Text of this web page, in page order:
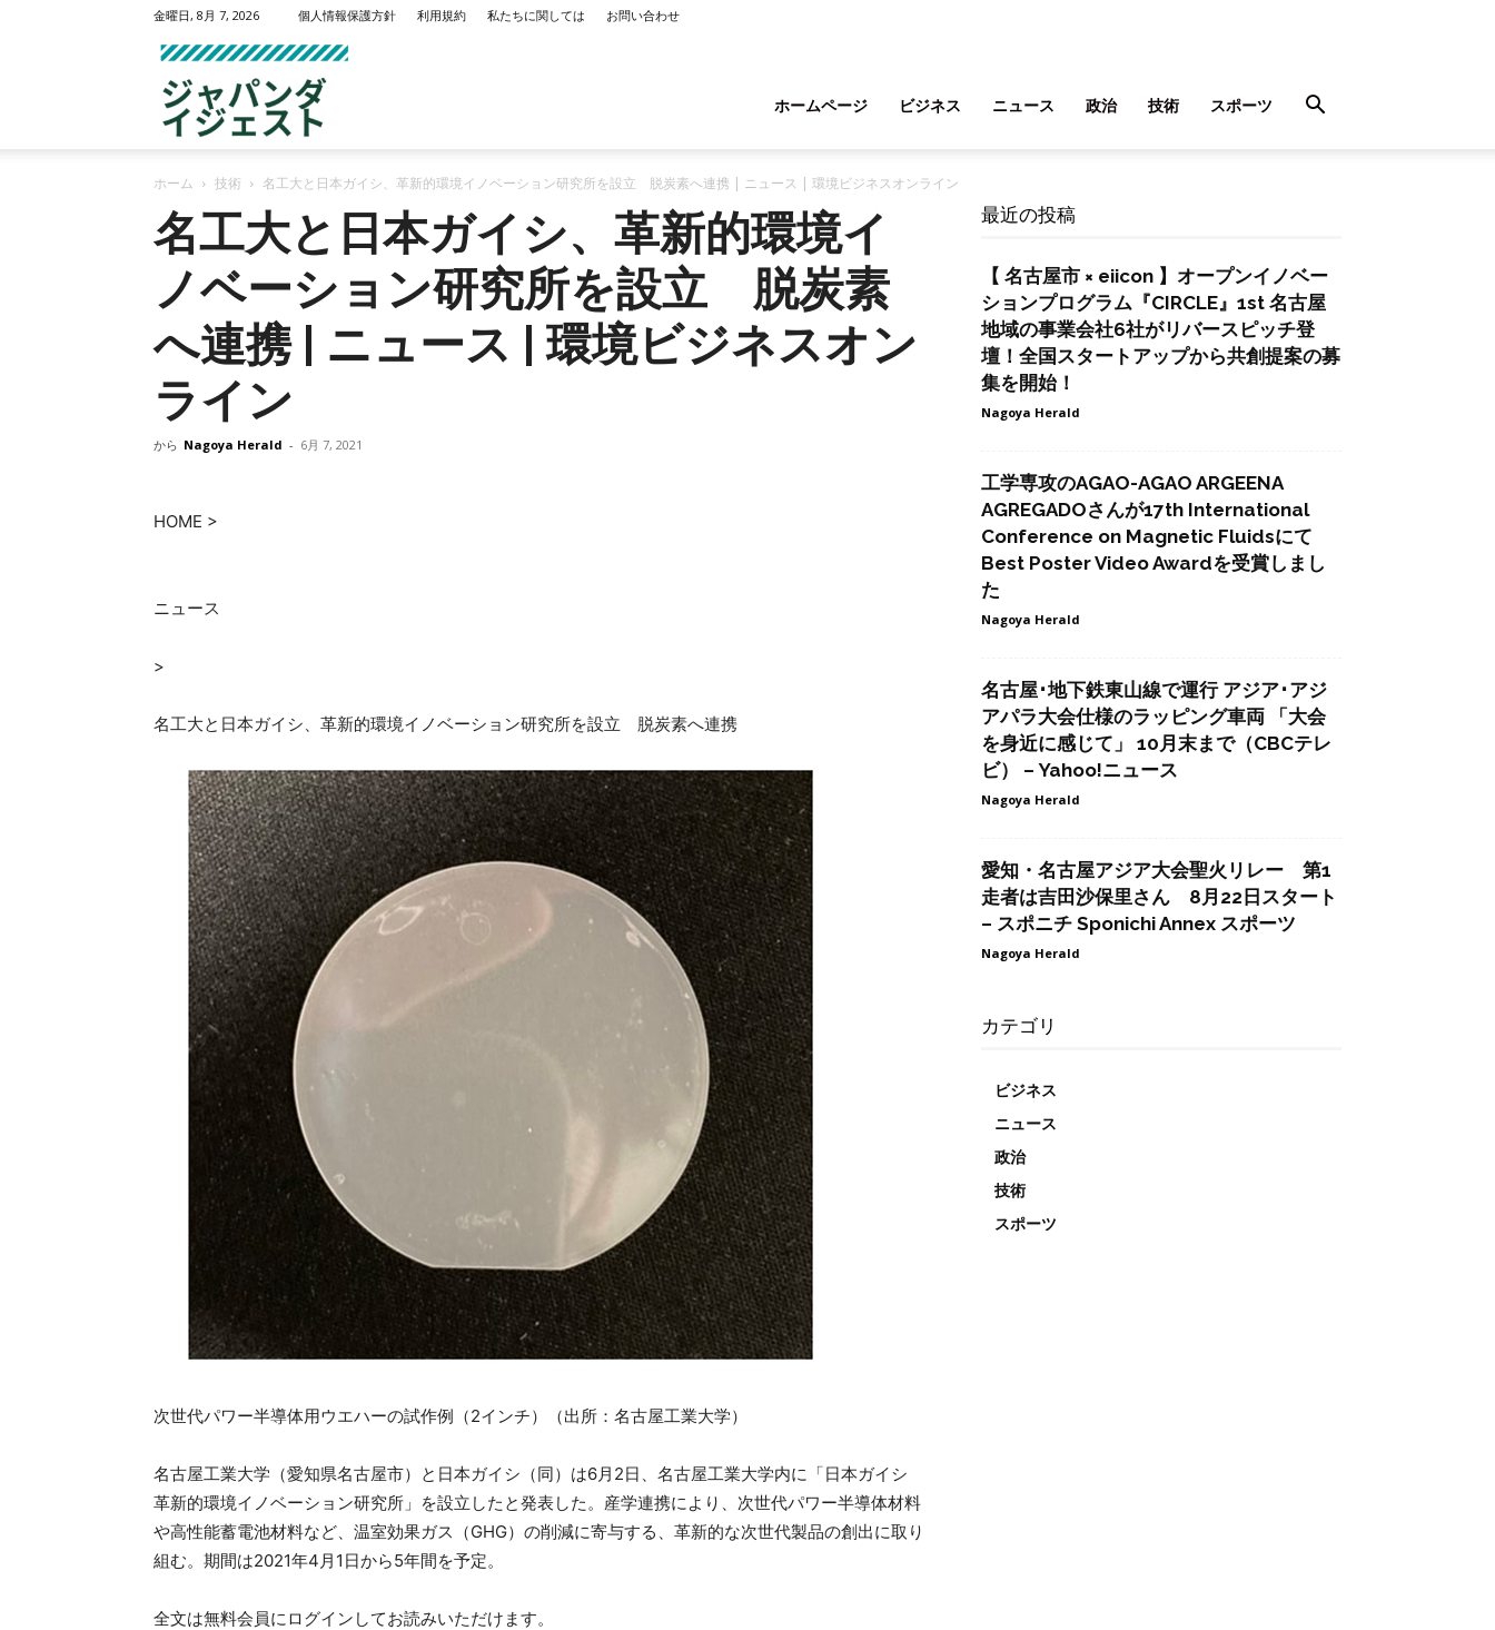
金曜日, 8月 7, 2026 個人情報保護方針 利用規約 私たちに関しては お問い合わせ
ヘ
ド
ホームページ ビジネス ニュース 政治 技術 スポーツ
ホーム 技術 名工大と日本ガイシ、革新的環境イノベーション研究所を設立 脱炭素へ連携 | ニュース | 環境ビジネスオンライン
名工大と日本ガイシ、革新的環境イ
ノベーション研究所を設立 脱炭素
へ連携 | ニュース | 環境ビジネスオン
ライン
から Nagoya Herald - 6月 7, 2021
HOME >
ニュース
>
名工大と日本ガイシ、革新的環境イノベーション研究所を設立 脱炭素へ連携
次世代パワー半導体用ウエハーの試作例（2インチ）（出所：名古屋工業大学）
名古屋工業大学（愛知県名古屋市）と日本ガイシ（同）は6月2日、名古屋工業大学内に「日本ガイシ
革新的環境イノベーション研究所」を設立したと発表した。産学連携により、次世代パワー半導体材料
や高性能蓄電池材料など、温室効果ガス（GHG）の削減に寄与する、革新的な次世代製品の創出に取り
組む。期間は2021年4月1日から5年間を予定。
全文は無料会員にログインしてお読みいただけます。
最近の投稿
【 名古屋市 × eiicon 】オープンイノベー
ションプログラム『CIRCLE』1st 名古屋
地域の事業会社6社がリバースピッチ登
壇！全国スタートアップから共創提案の募
集を開始！
Nagoya Herald
工学専攻のAGAO-AGAO ARGEENA
AGREGADOさんが17th International
Conference on Magnetic Fluidsにて
Best Poster Video Awardを受賞しまし
た
Nagoya Herald
名古屋･地下鉄東山線で運行 アジア･アジ
アパラ大会仕様のラッピング車両 「大会
を身近に感じて」 10月末まで（CBCテレ
ビ） – Yahoo!ニュース
Nagoya Herald
愛知・名古屋アジア大会聖火リレー 第1
走者は吉田沙保里さん 8月22日スタート
– スポニチ Sponichi Annex スポーツ
Nagoya Herald
カテゴリ
ビジネス
ニュース
政治
技術
スポーツ